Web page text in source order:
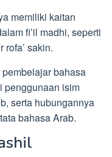
memiliki kaitan
fi’il madhi, seperti
rofa’ sakin.
bahasa
penggunaan isim
serta hubungannya
bahasa Arab.